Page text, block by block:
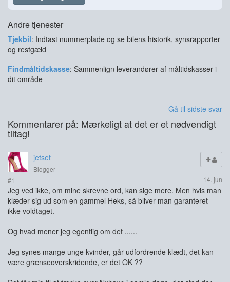
Andre tjenester
Tjekbil: Indtast nummerplade og se bilens historik, synsrapporter
og restgæld
Findmåltidskasse: Sammenlign leverandører af måltidskasser i
dit område
Gå til sidste svar
Kommentarer på: Mærkeligt at det er et nødvendigt
tiltag!
jetset
Blogger
#1
14. jun
Jeg ved ikke, om mine skrevne ord, kan sige mere. Men hvis man
klæder sig ud som en gammel Heks, så bliver man garanteret
ikke voldtaget.
Og hvad mener jeg egentlig om det ......
Jeg synes mange unge kvinder, går udfordrende klædt, det kan
være grænseoverskridende, er det OK ??